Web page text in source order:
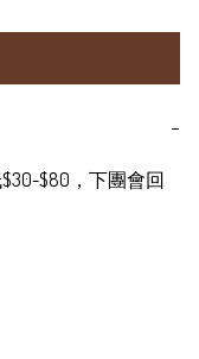
−
$80，下團會回